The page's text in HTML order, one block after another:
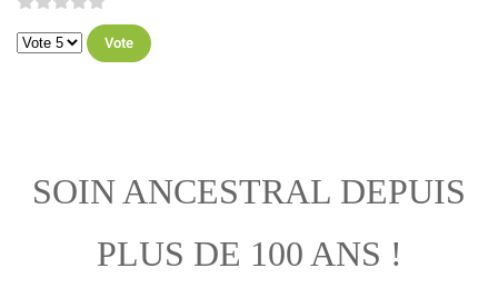
Veuillez voter
SOIN ANCESTRAL DEPUIS
PLUS DE 100 ANS !